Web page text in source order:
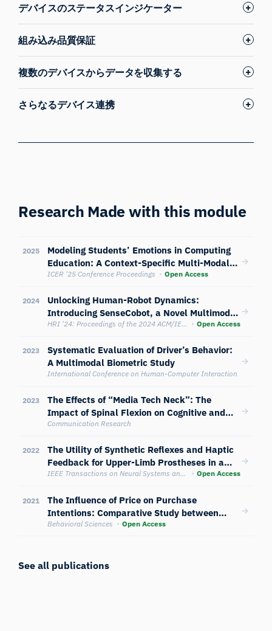
デバイスのステータスインジケーター
組み込み品質保証
複数のデバイスからデータを収集する
さらなるデバイス連携
Research Made with this module
2025
Modeling Students’ Emotions in Computing
Education: A Context-Specific Multi-Modal
Approach
ICER '25 Conference Proceedings Open Access
2024
Unlocking Human-Robot Dynamics:
Introducing SenseCobot, a Novel Multimodal
Dataset on Industry 4.0
HRI '24: Proceedings of the 2024 ACM/IEEE International Conference on Human-Robot Interaction Open Access
2023
Systematic Evaluation of Driver’s Behavior:
A Multimodal Biometric Study
International Conference on Human-Computer Interaction
2023
The Effects of “Media Tech Neck”: The
Impact of Spinal Flexion on Cognitive and
Emotional Processing of Videos
Communication Research
2022
The Utility of Synthetic Reflexes and Haptic
Feedback for Upper-Limb Prostheses in a
Dexterous Task Without Direct Vision
IEEE Transactions on Neural Systems and Rehabilitation Engineering Open Access
2021
The Influence of Price on Purchase
Intentions: Comparative Study between
Cognitive, Sensory, and Neurophysiological
Behavioral Sciences Open Access
See all publications